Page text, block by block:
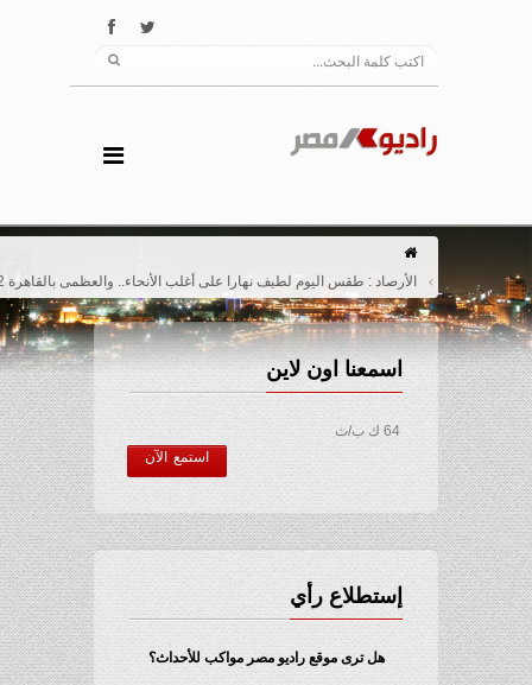
الأرصاد : طقس اليوم لطيف نهارا على أغلب الأنحاء.. والعظمى بالقاهرة 22 درجة
اسمعنا اون لاين
64 ك ب/ث
استمع الآن
إستطلاع رأي
هل ترى موقع راديو مصر مواكب للأحداث؟